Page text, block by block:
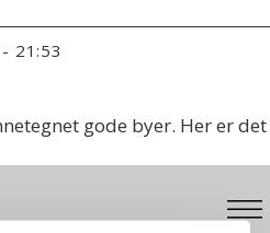
- 21:53
gode byer. Her er